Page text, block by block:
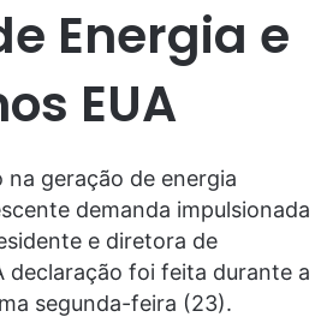
Energia e
EUA
geração de energia
demanda impulsionada
e diretora de
declaração foi feita durante a
segunda-feira (23).